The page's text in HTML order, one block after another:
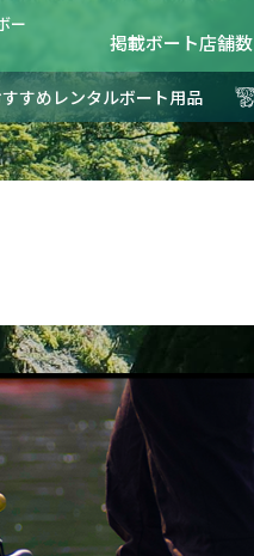
ー
掲載ボート店舗数
すめレンタルボート用品